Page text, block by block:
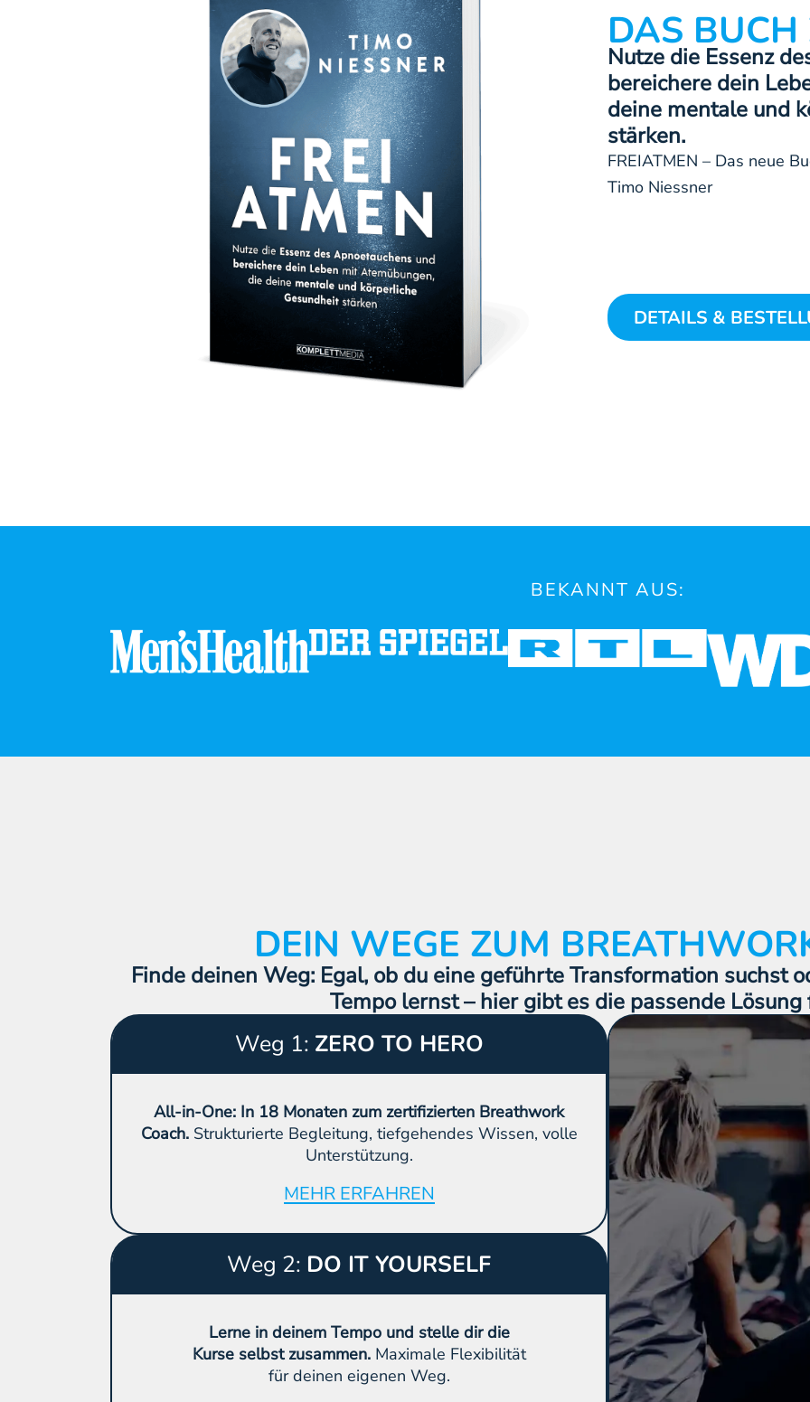
DAS
Nutze die Essenz
bereichere dein
deine mentale und
stärken.
FREIATMEN – Das neue
Timo Niessner
DETAILS &
BEKANNT AUS:
DEIN WEGE ZUM
Finde deinen Weg: Egal, ob du eine geführte Transformation suchst
Tempo lernst – hier gibt es die passende Lösung
Weg 1: ZERO TO HERO
All-in-One: In 18 Monaten zum zertifizierten Breathwork
Coach.Strukturierte Begleitung, tiefgehendes Wissen, volle
Unterstützung.
MEHR ERFAHREN
Weg 2: DO IT YOURSELF
Lerne in deinem Tempo und stelle dir die
Kurse selbst zusammen.Maximale Flexibilität
für deinen eigenen Weg.